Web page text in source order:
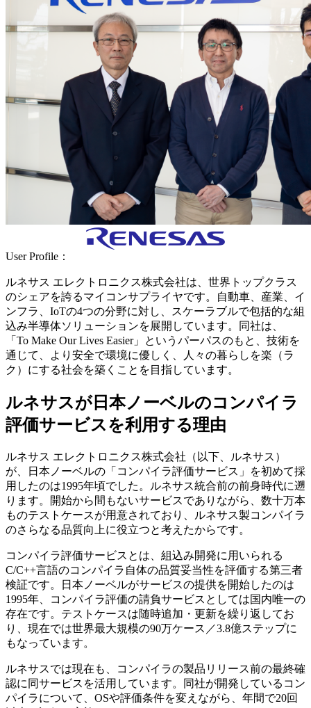
User Profile：
ルネサス エレクトロニクス株式会社は、世界トップクラス
のシェアを誇るマイコンサプライヤです。自動車、産業、イ
ンフラ、IoTの4つの分野に対し、スケーラブルで包括的な組
込み半導体ソリューションを展開しています。同社は、
「To Make Our Lives Easier」というパーパスのもと、技術を
通じて、より安全で環境に優しく、人々の暮らしを楽（ラ
ク）にする社会を築くことを目指しています。
ルネサスが日本ノーベルのコンパイラ
評価サービスを利用する理由
ルネサス エレクトロニクス株式会社（以下、ルネサス）
が、日本ノーベルの「コンパイラ評価サービス」を初めて採
用したのは1995年頃でした。ルネサス統合前の前身時代に遡
ります。開始から間もないサービスでありながら、数十万本
ものテストケースが用意されており、ルネサス製コンパイラ
のさらなる品質向上に役立つと考えたからです。
コンパイラ評価サービスとは、組込み開発に用いられる
C/C++言語のコンパイラ自体の品質妥当性を評価する第三者
検証です。日本ノーベルがサービスの提供を開始したのは
1995年、コンパイラ評価の請負サービスとしては国内唯一の
存在です。テストケースは随時追加・更新を繰り返してお
り、現在では世界最大規模の90万ケース／3.8億ステップに
もなっています。
ルネサスでは現在も、コンパイラの製品リリース前の最終確
認に同サービスを活用しています。同社が開発しているコン
パイラについて、OSや評価条件を変えながら、年間で20回